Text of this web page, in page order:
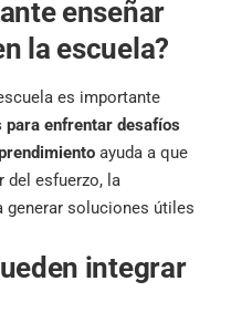
enseñar
la escuela?
es importante
enfrentar desafíos
ayuda a que
del esfuerzo, la
generar soluciones útiles
integrar